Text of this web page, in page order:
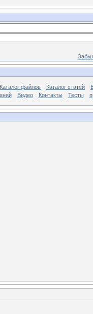
Каталог файлов Каталог статей
Видео Контакты Тесты